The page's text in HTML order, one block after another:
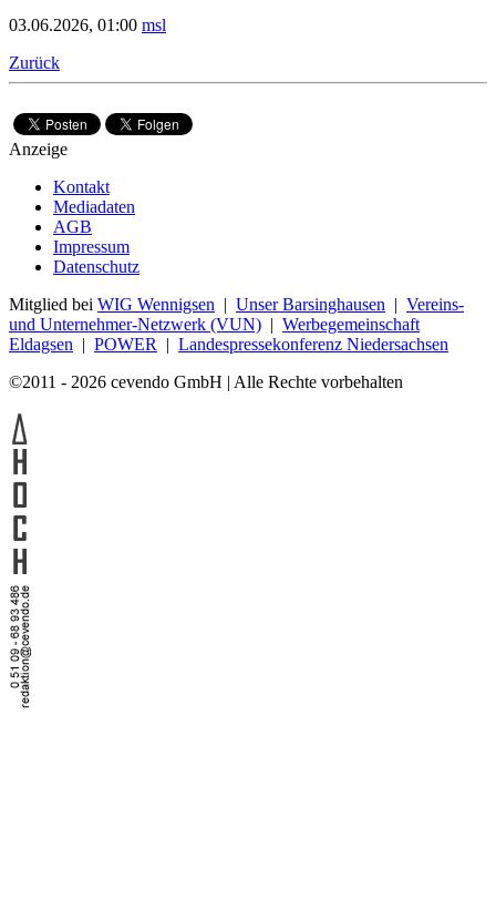
03.06.2026, 01:00 msl
Zurück
Anzeige
Kontakt
Mediadaten
AGB
Impressum
Datenschutz
Mitglied bei WIG Wennigsen | Unser Barsinghausen | Vereins-
und Unternehmer-Netzwerk (VUN) | Werbegemeinschaft
Eldagsen | POWER | Landespressekonferenz Niedersachsen
©2011 - 2026 cevendo GmbH | Alle Rechte vorbehalten